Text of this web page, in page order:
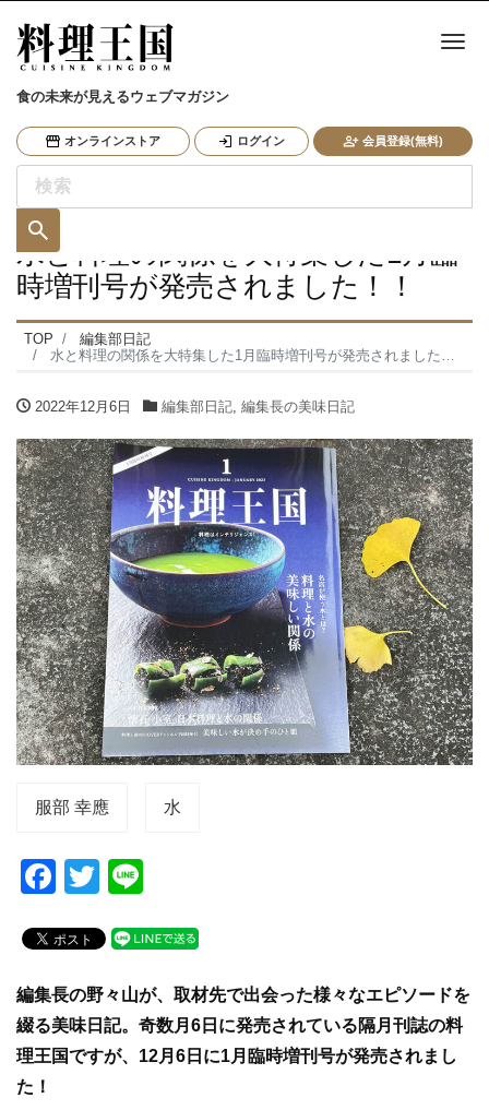
食の未来が見えるウェブマガジン
オンラインストア ログイン 会員登録(無料)
ナ
水と料理の関係を大特集した1月臨
時増刊号が発売されました！！
TOP
編集部日記
水と料理の関係を大特集した1月臨時増刊号が発売されました！！
2022年12月6日 編集部日記, 編集長の美味日記
服部 幸應 水
F
c
e
b
o
T
tt
er
e
編集長の野々山が、取材先で出会った様々なエピソードを
綴る美味日記。奇数月6日に発売されている隔月刊誌の料
理王国ですが、12月6日に1月臨時増刊号が発売されまし
た！